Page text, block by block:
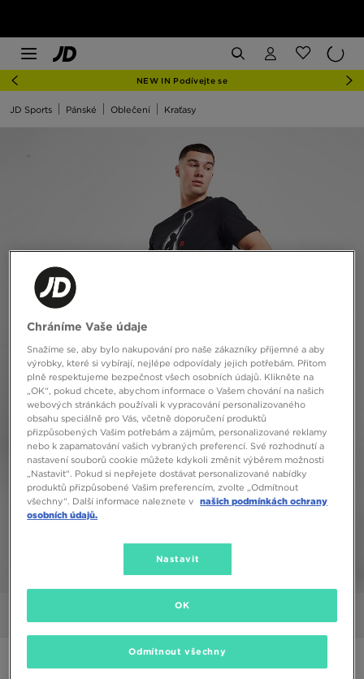
NEW IN Podívejte se
JD Sports Pánské Oblečení Kraťasy
JORDAN ŠORTKY M J DF SPRT DMND SHORT
Chráníme Vaše údaje
Snažíme se, aby bylo nakupování pro naše zákazníky příjemné a aby
výrobky, které si vybírají, nejlépe odpovídaly jejich potřebám. Přitom
plně respektujeme bezpečnost všech osobních údajů. Klikněte na
„OK“, pokud chcete, abychom informace o Vašem chování na našich
webových stránkách používali k vypracování personalizovaného
obsahu speciálně pro Vás, včetně doporučení produktů
přizpůsobených Vašim potřebám a zájmům, personalizované reklamy
nebo k zapamatování vašich vybraných preferencí. Své rozhodnutí a
nastavení souborů cookie můžete kdykoli změnit výběrem možnosti
„Nastavit“. Pokud si nepřejete dostávat personalizované nabídky
produktů přizpůsobené Vašim preferencím, zvolte „Odmítnout
všechny“. Další informace naleznete v našich podmínkách ochrany
osobních údajů.
Nastavit
Odmítnout všechny
OK